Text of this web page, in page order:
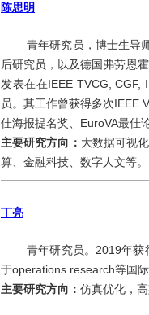
陈思明
青年研究员，博士生导
后研究员，以及德国弗劳恩
发表在在IEEE TVCG,
员。其工作曾获得多次IEEE
佳海报提名奖、EuroVA最佳
主要研究方向： 大数据可视
算、金融科技、数字人文等。
丁亮
青年研究员。2019年获
于operations research等国际
主要研究方向： 仿真优化，